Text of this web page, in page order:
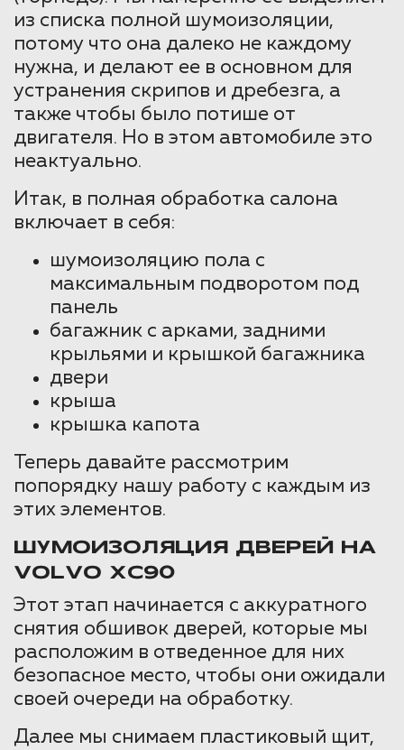
из списка полной шумоизоляции,
потому что она далеко не каждому
нужна, и делают ее в основном для
устранения скрипов и дребезга, а
также чтобы было потише от
двигателя. Но в этом автомобиле это
неактуально.
Итак, в полная обработка салона
включает в себя:
шумоизоляцию пола с
максимальным подворотом под
панель
багажник с арками, задними
крыльями и крышкой багажника
двери
крыша
крышка капота
Теперь давайте рассмотрим
попорядку нашу работу с каждым из
этих элементов.
ШУМОИЗОЛЯЦИЯ ДВЕРЕЙ НА
VOLVO XC90
Этот этап начинается с аккуратного
снятия обшивок дверей, которые мы
расположим в отведенное для них
безопасное место, чтобы они ожидали
своей очереди на обработку.
Далее мы снимаем пластиковый щит,